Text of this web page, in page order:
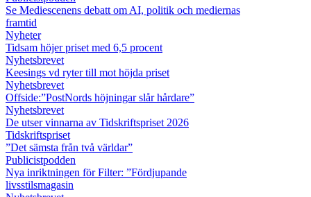
Se Mediescenens debatt om AI, politik och mediernas
framtid
Nyheter
Tidsam höjer priset med 6,5 procent
Nyhetsbrevet
Keesings vd ryter till mot höjda priset
Nyhetsbrevet
Offside:”PostNords höjningar slår hårdare”
Nyhetsbrevet
De utser vinnarna av Tidskriftspriset 2026
Tidskriftspriset
”Det sämsta från två världar”
Publicistpodden
Nya inriktningen för Filter: ”Fördjupande
livsstilsmagasin